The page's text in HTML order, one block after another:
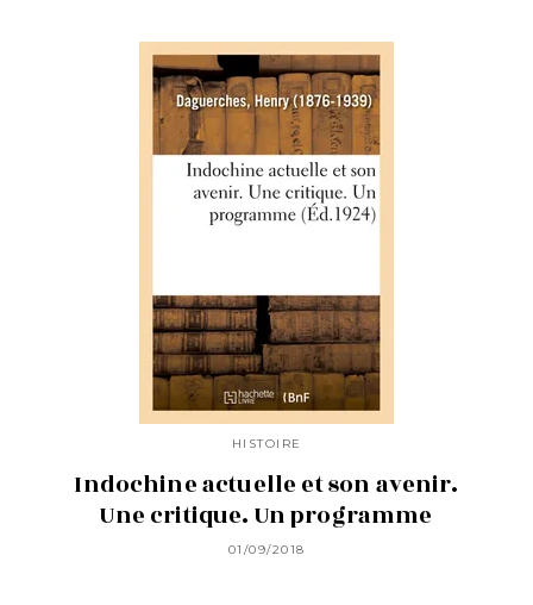
HISTOIRE
Indochine actuelle et son avenir.
Une critique. Un programme
01/09/2018